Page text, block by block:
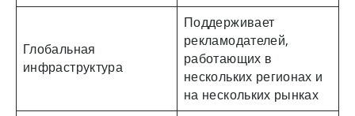
Глобальная
инфраструктура
Поддерживает
рекламодателей,
работающих в
нескольких регионах и
на нескольких рынках